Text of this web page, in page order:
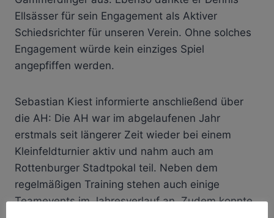
Ellsässer für sein Engagement als Aktiver
Schiedsrichter für unseren Verein. Ohne solches
Engagement würde kein einziges Spiel
angepfiffen werden.
Sebastian Kiest informierte anschließend über
die AH: Die AH war im abgelaufenen Jahr
erstmals seit längerer Zeit wieder bei einem
Kleinfeldturnier aktiv und nahm auch am
Rottenburger Stadtpokal teil. Neben dem
regelmäßigen Training stehen auch einige
Teamevents im Jahresverlauf an. Zudem konnte